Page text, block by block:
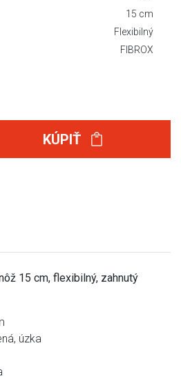
15 cm
Flexibilný
FIBROX
KÚPIŤ
15 cm, flexibilný, zahnutý
úzka